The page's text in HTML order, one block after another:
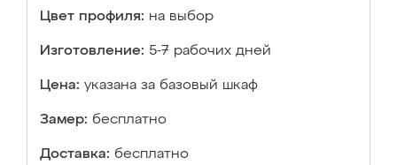
Цвет профиля: на выбор
Изготовление: 5-7 рабочих дней
Цена: указана за базовый шкаф
Замер: бесплатно
Доставка: бесплатно